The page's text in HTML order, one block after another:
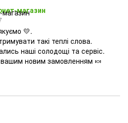
магазин
💛.
такі теплі слова.
наші солодощі та сервіс.
новим замовленням 🍬